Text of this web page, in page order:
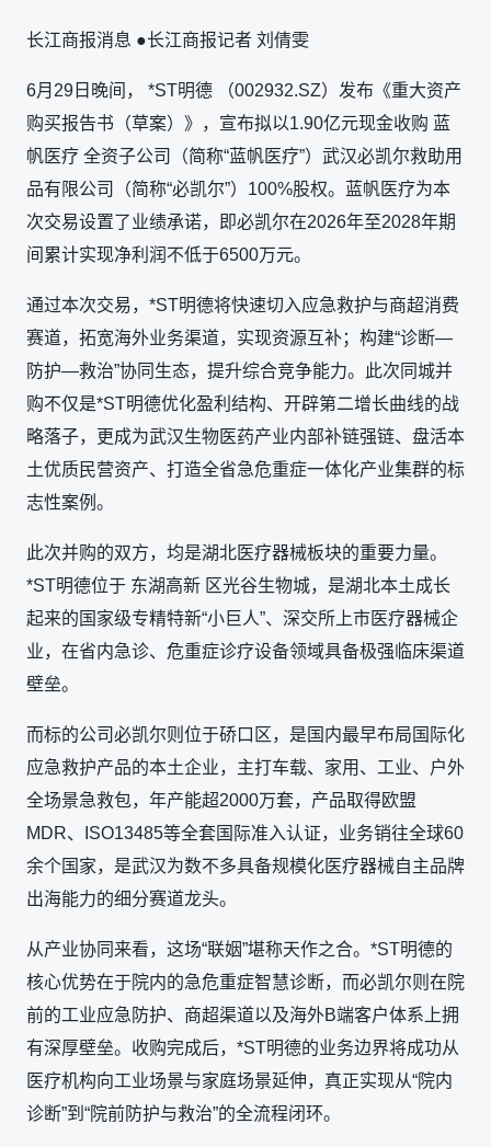
长江商报消息 ●长江商报记者 刘倩雯
6月29日晚间， *ST明德 （002932.SZ）发布《重大资产
购买报告书（草案）》，宣布拟以1.90亿元现金收购 蓝
帆医疗 全资子公司（简称“蓝帆医疗”）武汉必凯尔救助用
品有限公司（简称“必凯尔”）100%股权。蓝帆医疗为本
次交易设置了业绩承诺，即必凯尔在2026年至2028年期
间累计实现净利润不低于6500万元。
通过本次交易，*ST明德将快速切入应急救护与商超消费
赛道，拓宽海外业务渠道，实现资源互补；构建“诊断—
防护—救治”协同生态，提升综合竞争能力。此次同城并
购不仅是*ST明德优化盈利结构、开辟第二增长曲线的战
略落子，更成为武汉生物医药产业内部补链强链、盘活本
土优质民营资产、打造全省急危重症一体化产业集群的标
志性案例。
此次并购的双方，均是湖北医疗器械板块的重要力量。
*ST明德位于 东湖高新 区光谷生物城，是湖北本土成长
起来的国家级专精特新“小巨人”、深交所上市医疗器械企
业，在省内急诊、危重症诊疗设备领域具备极强临床渠道
壁垒。
而标的公司必凯尔则位于硚口区，是国内最早布局国际化
应急救护产品的本土企业，主打车载、家用、工业、户外
全场景急救包，年产能超2000万套，产品取得欧盟
MDR、ISO13485等全套国际准入认证，业务销往全球60
余个国家，是武汉为数不多具备规模化医疗器械自主品牌
出海能力的细分赛道龙头。
从产业协同来看，这场“联姻”堪称天作之合。*ST明德的
核心优势在于院内的急危重症智慧诊断，而必凯尔则在院
前的工业应急防护、商超渠道以及海外B端客户体系上拥
有深厚壁垒。收购完成后，*ST明德的业务边界将成功从
医疗机构向工业场景与家庭场景延伸，真正实现从“院内
诊断”到“院前防护与救治”的全流程闭环。